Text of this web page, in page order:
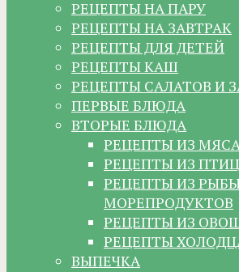
РЕЦЕПТЫ НА ПАРУ
РЕЦЕПТЫ НА ЗАВТРАК
РЕЦЕПТЫ ДЛЯ ДЕТЕЙ
РЕЦЕПТЫ КАШ
РЕЦЕПТЫ САЛАТОВ И
ПЕРВЫЕ БЛЮДА
ВТОРЫЕ БЛЮДА
РЕЦЕПТЫ ИЗ
РЕЦЕПТЫ ИЗ
РЕЦЕПТЫ ИЗ
МОРЕПРОДУКТОВ
РЕЦЕПТЫ ИЗ
РЕЦЕПТЫ
ВЫПЕЧКА